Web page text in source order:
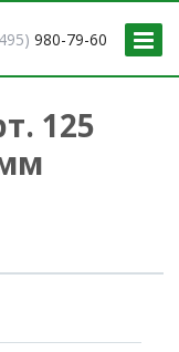
980-79-60
125